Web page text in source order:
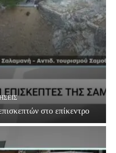
στο επίκεντρο